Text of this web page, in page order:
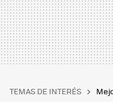
TEMAS DE INTERÉS